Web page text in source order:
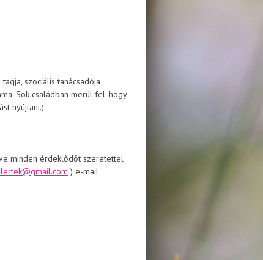
szociális tanácsadója
Sok családban merül fel, hogy
nyújtani.)
minden érdeklődőt szeretettel
) e-mail